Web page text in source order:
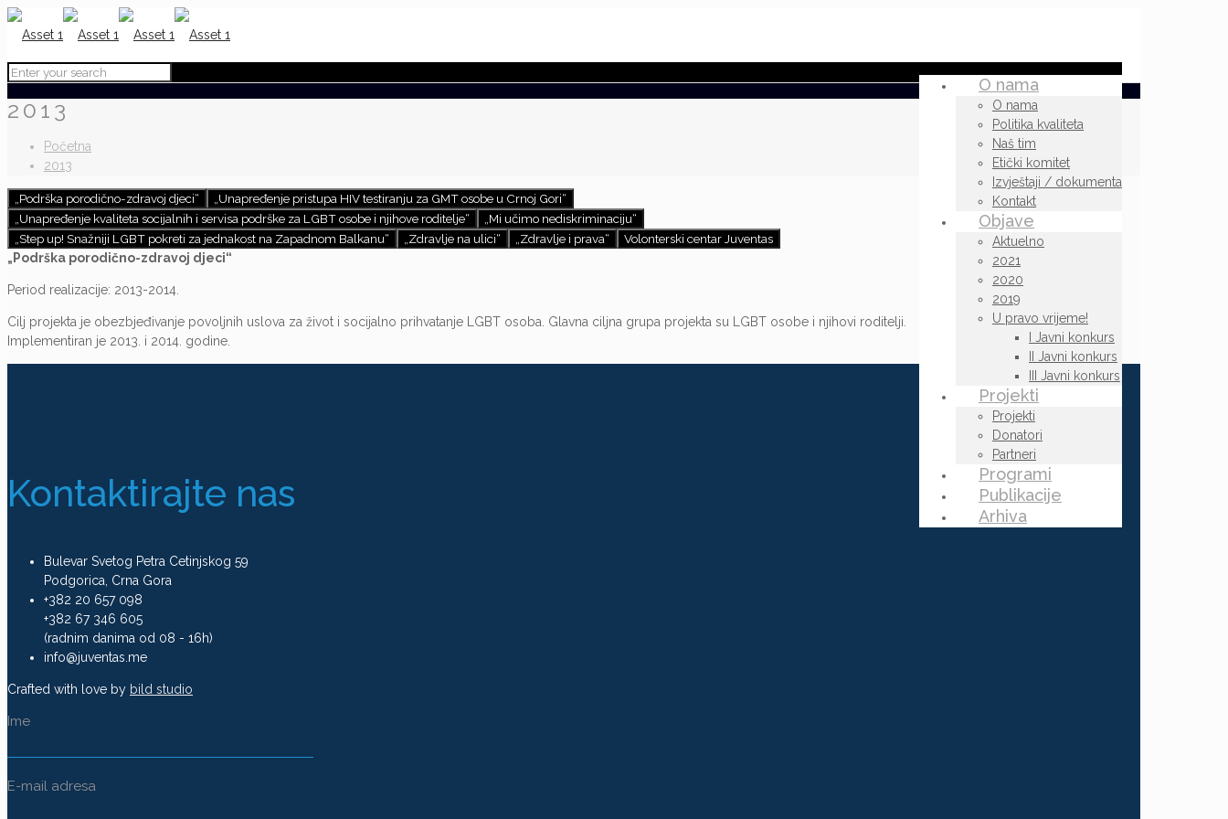
O nama
O nama
Politika kvaliteta
Naš tim
Etički komitet
Izvještaji / dokumenta
Kontakt
Objave
Aktuelno
2021
2020
2019
U pravo vrijeme!
I Javni konkurs
II Javni konkurs
III Javni konkurs
Projekti
Projekti
Donatori
Partneri
Programi
Publikacije
Arhiva
2013
Početna
2013
„Podrška porodično-zdravoj djeci“
„Unapređenje pristupa HIV testiranju za GMT osobe u Crnoj Gori“
„Unapređenje kvaliteta socijalnih i servisa podrške za LGBT osobe i njihove roditelje“
„Mi učimo nediskriminaciju“
„Step up! Snažniji LGBT pokreti za jednakost na Zapadnom Balkanu“
„Zdravlje na ulici“ „Zdravlje i prava“
Volonterski centar Juventas
„Podrška porodično-zdravoj djeci“
Period realizacije: 2013-2014.
Cilj projekta je obezbjeđivanje povoljnih uslova za život i socijalno prihvatanje LGBT osoba. Glavna ciljna grupa projekta su LGBT osobe i njihovi roditelji.
Implementiran je 2013. i 2014. godine.
Kontaktirajte nas
Bulevar Svetog Petra Cetinjskog 59
Podgorica, Crna Gora
+382 20 657 098
+382 67 346 605
(radnim danima od 08 - 16h)
info@juventas.me
Crafted with love by bild studio